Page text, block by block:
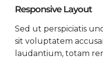
Responsive Layout
Sed ut perspiciatis
sit voluptatem
laudantium, totam